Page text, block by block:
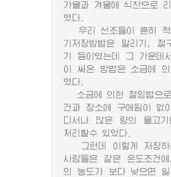
가을과 겨울에 식찬으로
였다.
우리 선조들이 흔히 적
기저장방법은 말리기, 절
기 등이였는데 그 가운데
이 써온 방법은 소금에 의
였다.
소금에 의한 절임법으로
건과 장소에 구애됨이 없
디서나 많은 량의 물고기
처리할수 있었다.
그런데 이렇게 저장하
사람들은 같은 온도조건
의 농도가 보다 낮으면